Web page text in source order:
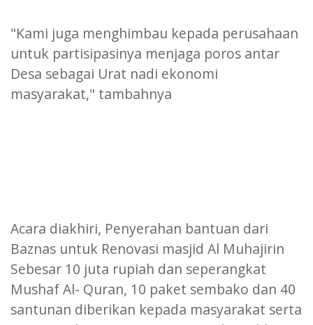
"Kami juga menghimbau kepada perusahaan
untuk partisipasinya menjaga poros antar
Desa sebagai Urat nadi ekonomi
masyarakat," tambahnya
Acara diakhiri, Penyerahan bantuan dari
Baznas untuk Renovasi masjid Al Muhajirin
Sebesar 10 juta rupiah dan seperangkat
Mushaf Al- Quran, 10 paket sembako dan 40
santunan diberikan kepada masyarakat serta